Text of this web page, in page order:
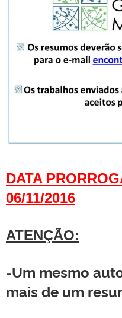
DATA
06/11/2016
ATENÇÃO:
-Um mesmo
mais de um